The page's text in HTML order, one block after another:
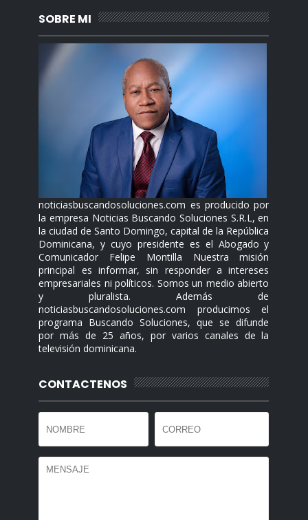
SOBRE MI
noticiasbuscandosoluciones.com es producido por
la empresa Noticias Buscando Soluciones S.R.L, en
la ciudad de Santo Domingo, capital de la República
Dominicana, y cuyo presidente es el Abogado y
Comunicador Felipe Montilla Nuestra misión
principal es informar, sin responder a intereses
empresariales ni políticos. Somos un medio abierto
y pluralista. Además de
noticiasbuscandosoluciones.com producimos el
programa Buscando Soluciones, que se difunde
por más de 25 años, por varios canales de la
televisión dominicana.
CONTACTENOS